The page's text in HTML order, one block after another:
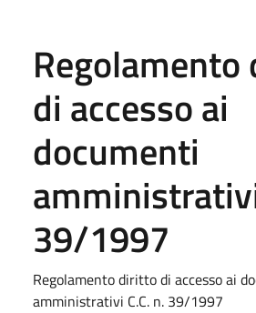
di accesso ai
documenti
39/1997
Regolamento diritto di accesso ai
amministrativi C.C. n. 39/1997